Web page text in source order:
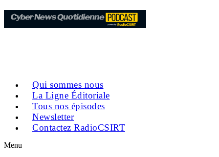
Qui sommes nous
La Ligne Éditoriale
Tous nos épisodes
Newsletter
Contactez RadioCSIRT
Menu